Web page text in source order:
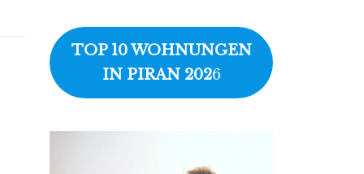
TOP 10 WOHNUNGEN
IN PIRAN 2026